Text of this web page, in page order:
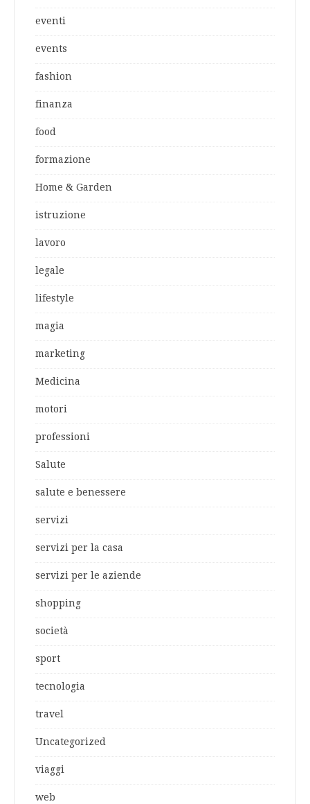
eventi
events
fashion
finanza
food
formazione
Home & Garden
istruzione
lavoro
legale
lifestyle
magia
marketing
Medicina
motori
professioni
Salute
salute e benessere
servizi
servizi per la casa
servizi per le aziende
shopping
società
sport
tecnologia
travel
Uncategorized
viaggi
web